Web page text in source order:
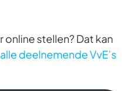
online stellen? Dat kan
deelnemende VvE’s